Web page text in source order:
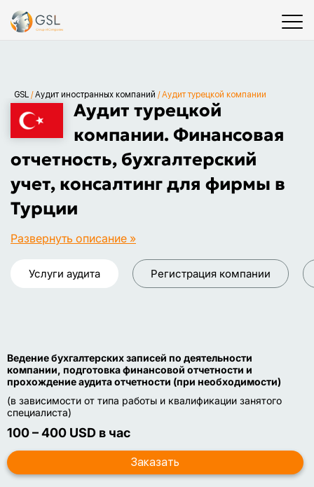
GSL /Аудит иностранных компаний /Аудит турецкой компании
Аудит турецкой
компании. Финансовая
отчетность, бухгалтерский
учет, консалтинг для фирмы в
Турции
Развернуть описание »
Регистрация компании
Услуги аудита
Ведение бухгалтерских записей по деятельности
компании, подготовка финансовой отчетности и
прохождение аудита отчетности (при необходимости)
(в зависимости от типа работы и квалификации занятого
специалиста)
100 – 400 USD в час